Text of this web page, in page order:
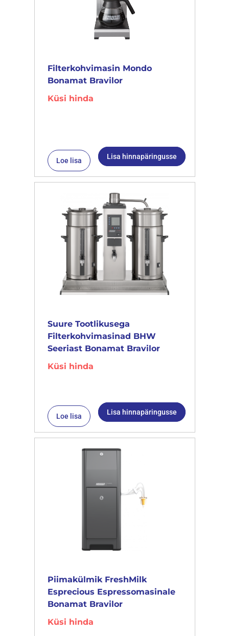
Filterkohvimasin Mondo
Bonamat Bravilor
Küsi hinda
Loe lisa Lisa hinnapäringusse
Suure Tootlikusega
Filterkohvimasinad BHW
Seeriast Bonamat Bravilor
Küsi hinda
Loe lisa Lisa hinnapäringusse
Piimakülmik FreshMilk
Esprecious Espressomasinale
Bonamat Bravilor
Küsi hinda